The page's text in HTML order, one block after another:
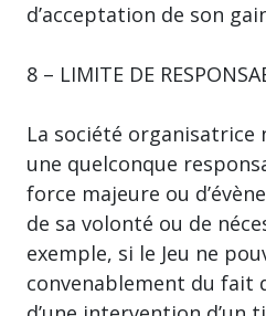
d’acceptation de son
8 – LIMITE DE
La société
une quelconque
force majeure ou
de sa volonté ou de
exemple, si le Jeu ne
convenablement du fait